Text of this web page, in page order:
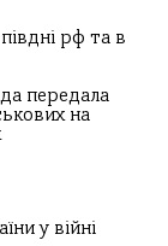
рф та в
передала
на
у війні